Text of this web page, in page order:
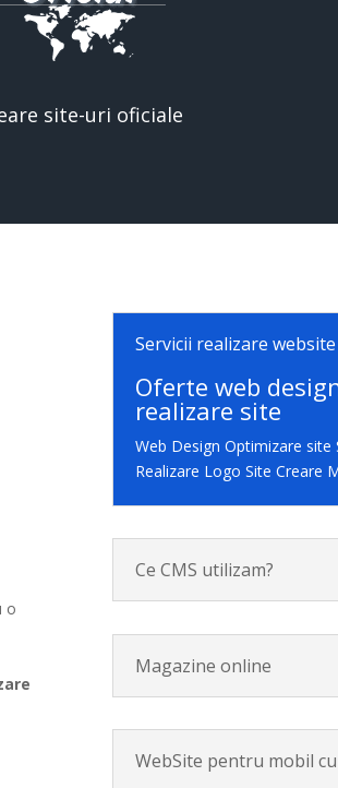
site-uri oficiale
o
Servicii realizare
Oferte web
realizare site
Web Design Optimizare
Realizare Logo Site Creare
Ce CMS utilizam?
Magazine online
WebSite pentru mobil